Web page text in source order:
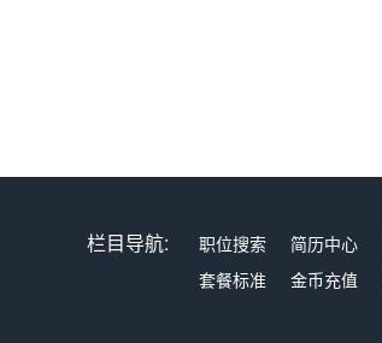
栏目导航: 职位搜索 简历中心
套餐标准
金币充值